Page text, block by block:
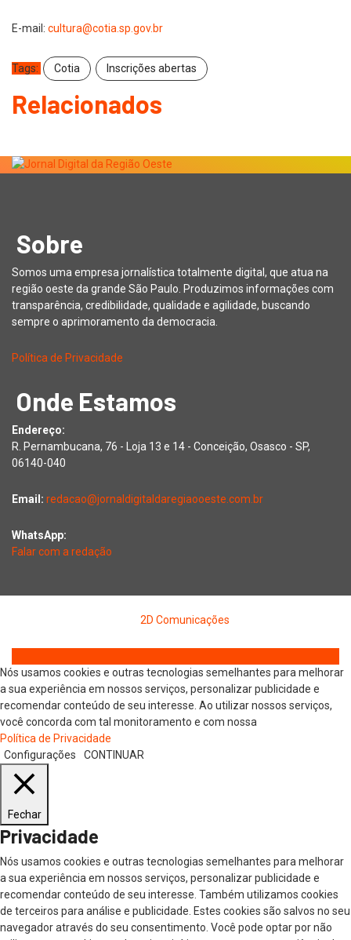
E-mail: cultura@cotia.sp.gov.br
Tags: Cotia Inscrições abertas
Relacionados
Sobre
Somos uma empresa jornalística totalmente digital, que atua na
região oeste da grande São Paulo. Produzimos informações com
transparência, credibilidade, qualidade e agilidade, buscando
sempre o aprimoramento da democracia.
Política de Privacidade
Onde Estamos
Endereço:
R. Pernambucana, 76 - Loja 13 e 14 - Conceição, Osasco - SP,
06140-040
Email: redacao@jornaldigitaldaregiaooeste.com.br
WhatsApp:
Falar com a redação
2D Comunicações
Nós usamos cookies e outras tecnologias semelhantes para melhorar
a sua experiência em nossos serviços, personalizar publicidade e
recomendar conteúdo de seu interesse. Ao utilizar nossos serviços,
você concorda com tal monitoramento e com nossa
Política de Privacidade
Configurações
CONTINUAR
Fechar
Privacidade
Nós usamos cookies e outras tecnologias semelhantes para melhorar
a sua experiência em nossos serviços, personalizar publicidade e
recomendar conteúdo de seu interesse. Também utilizamos cookies
de terceiros para análise e publicidade. Estes cookies são salvos no seu
navegador através do seu consentimento. Você pode optar por não